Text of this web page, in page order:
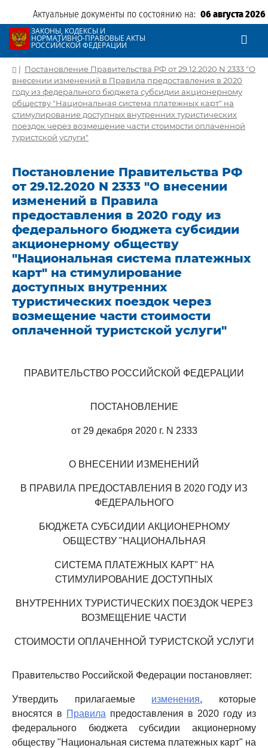
Актуальные документы по состоянию на: 06 августа 2026
ЗАКОНЫ, КОДЕКСЫ И
НОРМАТИВНО-ПРАВОВЫЕ АКТЫ
РОССИЙСКОЙ ФЕДЕРАЦИИ
| Постановление Правительства РФ от 29.12.2020 N 2333 "О
внесении изменений в Правила предоставления в 2020
году из федерального бюджета субсидии акционерному
обществу "Национальная система платежных карт" на
стимулирование доступных внутренних туристических
поездок через возмещение части стоимости оплаченной
туристской услуги"
Постановление Правительства РФ
от 29.12.2020 N 2333 "О внесении
изменений в Правила
предоставления в 2020 году из
федерального бюджета субсидии
акционерному обществу
"Национальная система платежных
карт" на стимулирование
доступных внутренних
туристических поездок через
возмещение части стоимости
оплаченной туристской услуги"
ПРАВИТЕЛЬСТВО РОССИЙСКОЙ ФЕДЕРАЦИИ
ПОСТАНОВЛЕНИЕ
от 29 декабря 2020 г. N 2333
О ВНЕСЕНИИ ИЗМЕНЕНИЙ
В ПРАВИЛА ПРЕДОСТАВЛЕНИЯ В 2020 ГОДУ ИЗ
ФЕДЕРАЛЬНОГО
БЮДЖЕТА СУБСИДИИ АКЦИОНЕРНОМУ
ОБЩЕСТВУ "НАЦИОНАЛЬНАЯ
СИСТЕМА ПЛАТЕЖНЫХ КАРТ" НА
СТИМУЛИРОВАНИЕ ДОСТУПНЫХ
ВНУТРЕННИХ ТУРИСТИЧЕСКИХ ПОЕЗДОК ЧЕРЕЗ
ВОЗМЕЩЕНИЕ ЧАСТИ
СТОИМОСТИ ОПЛАЧЕННОЙ ТУРИСТСКОЙ УСЛУГИ
Правительство Российской Федерации постановляет:
Утвердить прилагаемые изменения, которые
вносятся в Правила предоставления в 2020 году из
федерального бюджета субсидии акционерному
обществу "Национальная система платежных карт" на